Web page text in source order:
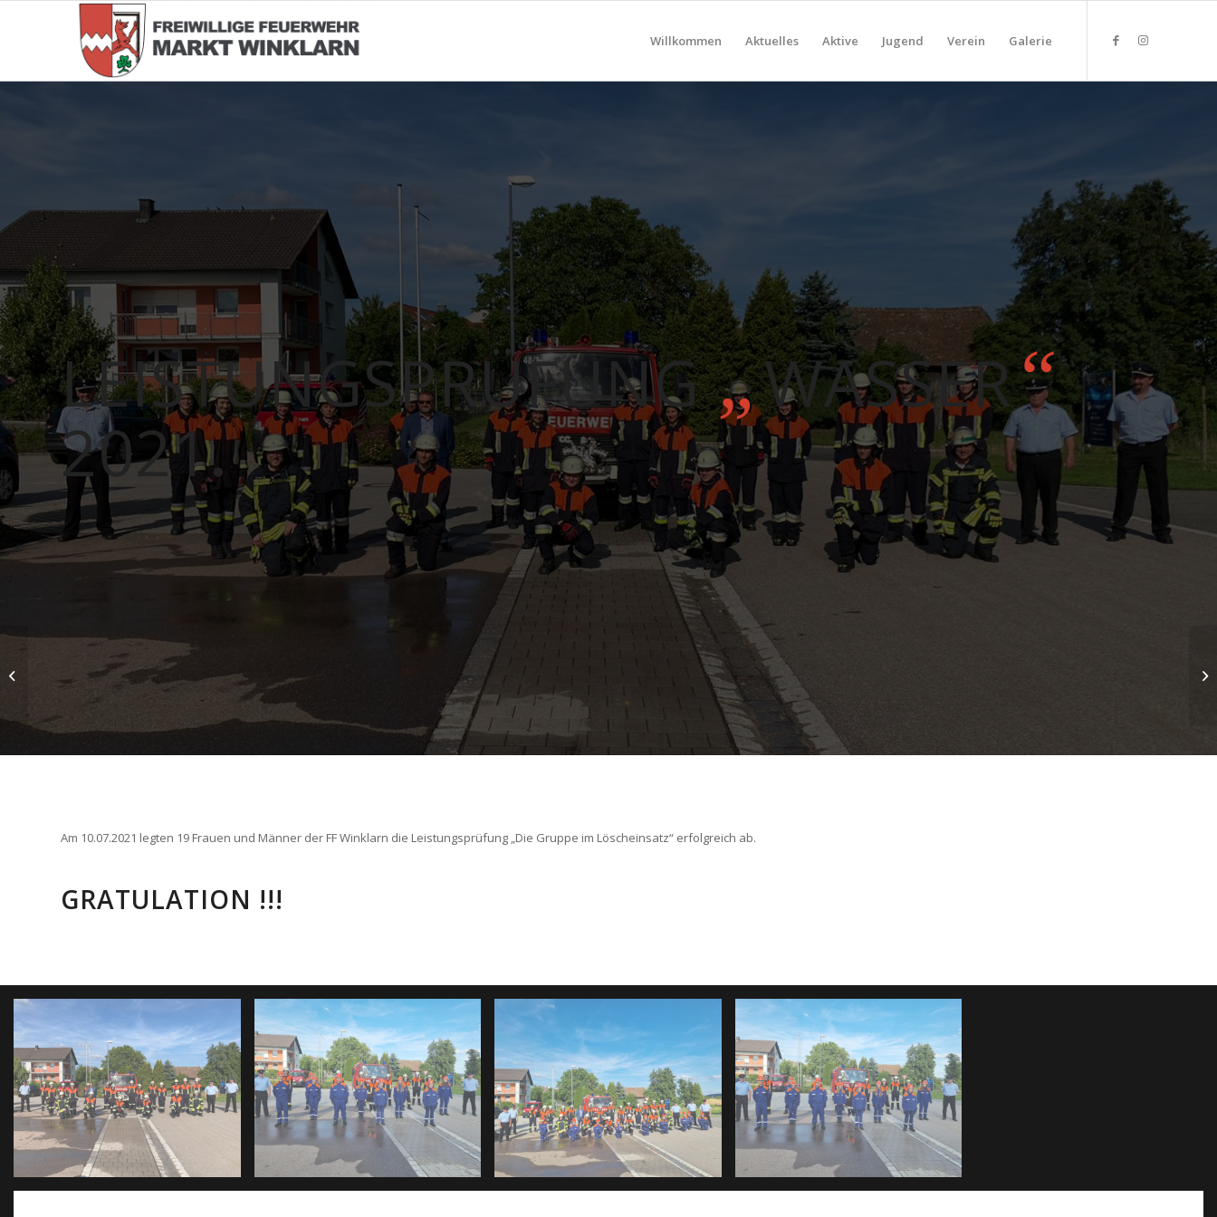
Willkommen Aktuelles Aktive Jugend Verein Galerie
LEISTUNGSPRÜFUNG„WASSER“
2021.
Am 10.07.2021 legten 19 Frauen und Männer der FF Winklarn die Leistungsprüfung „Die Gruppe im Löscheinsatz“ erfolgreich ab.
GRATULATION !!!
Unterstützungsgruppe